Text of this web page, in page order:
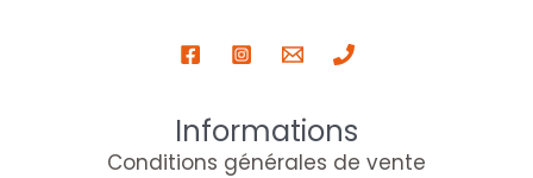
Informations
Conditions générales de vente